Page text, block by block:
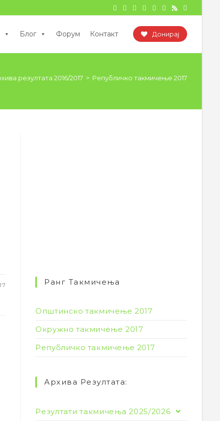
Донирај
Блог Форум Контакт
резултата 2016/2017 > Републичко такмичење 2017
Ранг Такмичења
Општинско такмичење 2017
Окружно такмичење 2017
Републичко такмичење 2017
Архива Резултата:
Резултати такмичења 2025/2026